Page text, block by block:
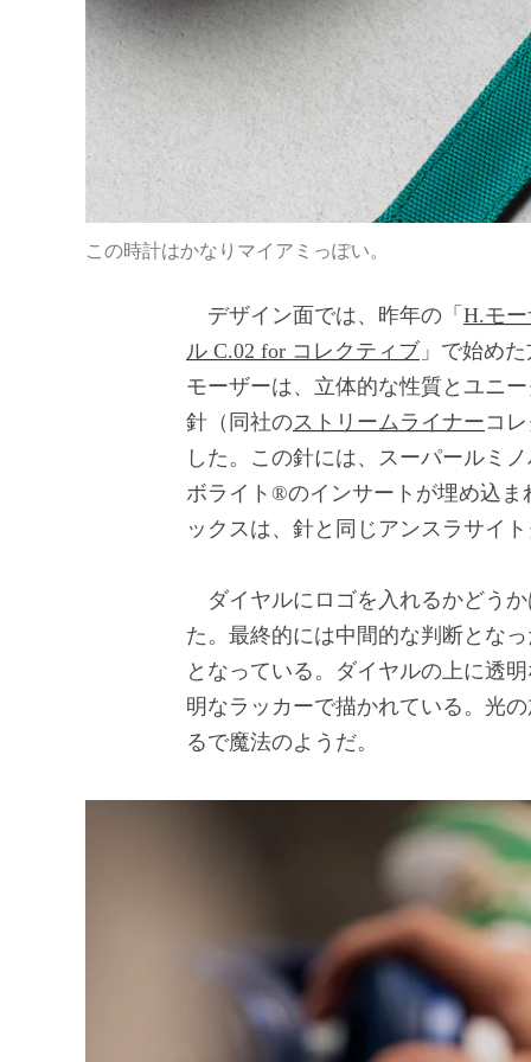
この時計はかなりマイアミっぽい。
デザイン面では、昨年の「 H.モ
ル C.02 for コレクティブ 」で始め
モーザーは、立体的な性質とユニ
針（同社のストリームライナーコ
した。この針には、スーパールミ
ボライト®のインサートが埋め込
ックスは、針と同じアンスラサイ
ダイヤルにロゴを入れるかどう
た。最終的には中間的な判断とな
となっている。ダイヤルの上に透
明なラッカーで描かれている。光
るで魔法のようだ。